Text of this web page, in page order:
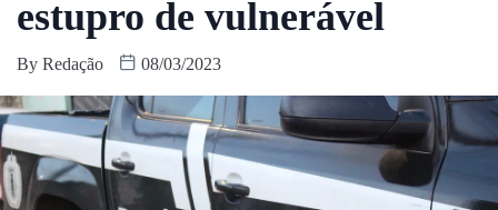
estupro de vulnerável
By Redação 08/03/2023